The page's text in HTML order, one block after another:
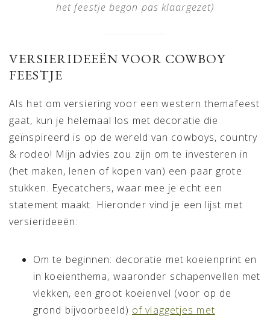
het feestje begon pas klaargezet)
VERSIERIDEEËN VOOR COWBOY
FEESTJE
Als het om versiering voor een western themafeest
gaat, kun je helemaal los met decoratie die
geïnspireerd is op de wereld van cowboys, country
& rodeo! Mijn advies zou zijn om te investeren in
(het maken, lenen of kopen van) een paar grote
stukken. Eyecatchers, waar mee je echt een
statement maakt. Hieronder vind je een lijst met
versierideeën:
Om te beginnen: decoratie met koeienprint en
in koeienthema, waaronder schapenvellen met
vlekken, een groot koeienvel (voor op de
grond bijvoorbeeld) of vlaggetjes met